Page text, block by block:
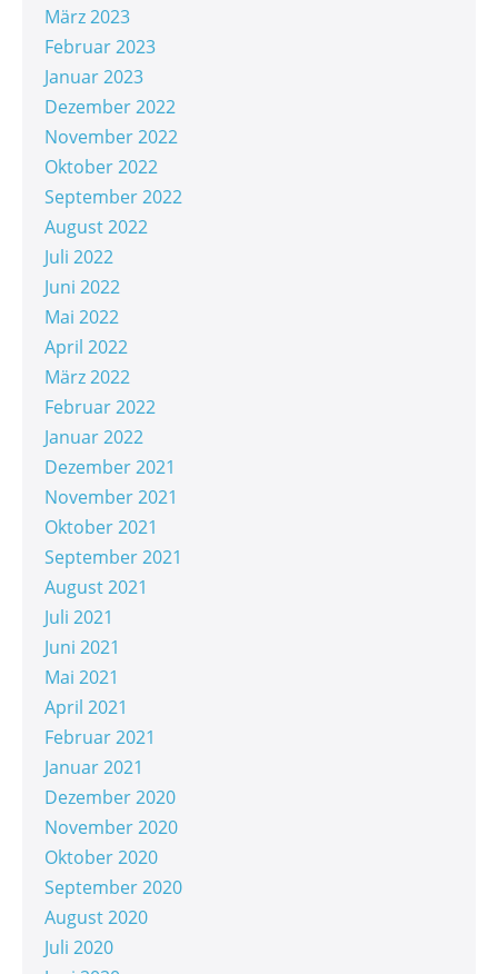
März 2023
Februar 2023
Januar 2023
Dezember 2022
November 2022
Oktober 2022
September 2022
August 2022
Juli 2022
Juni 2022
Mai 2022
April 2022
März 2022
Februar 2022
Januar 2022
Dezember 2021
November 2021
Oktober 2021
September 2021
August 2021
Juli 2021
Juni 2021
Mai 2021
April 2021
Februar 2021
Januar 2021
Dezember 2020
November 2020
Oktober 2020
September 2020
August 2020
Juli 2020